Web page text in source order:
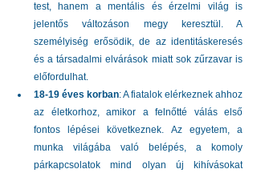
test, hanem a mentális és érzelmi világ is
jelentős változáson megy keresztül. A
személyiség erősödik, de az identitáskeresés
és a társadalmi elvárások miatt sok zűrzavar is
előfordulhat.
18-19 éves korban: A fiatalok elérkeznek ahhoz
az életkorhoz, amikor a felnőtté válás első
fontos lépései következnek. Az egyetem, a
munka világába való belépés, a komoly
párkapcsolatok mind olyan új kihívásokat